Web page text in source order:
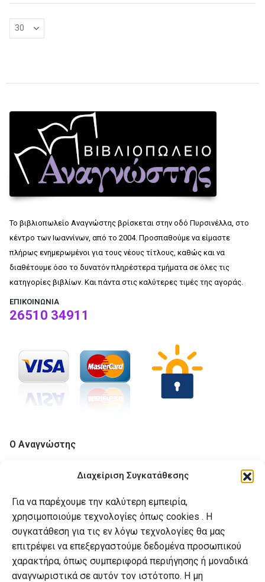
Διαχείριση Συγκατάθεσης
Για να παρέχουμε την καλύτερη εμπειρία,
χρησιμοποιούμε τεχνολογίες όπως cookies . Η
συγκατάθεση για τις εν λόγω τεχνολογίες θα μας
επιτρέψει να επεξεργαστούμε δεδομένα προσωπικού
χαρακτήρα, όπως συμπεριφορά περιήγησης ή μοναδικά
αναγνωριστικά σε αυτόν τον ιστότοπο. Η μη
Το βιβλιοπωλείο Αναγνώστης βρίσκεται στην οδό Πυρσινέλλα, στο
κέντρο των Ιωαννίνων, από το 2004. Προσπαθούμε να είμαστε
πλήρως ενημερωμένοι για τους νέους τίτλους, καθώς και να
διαθέτουμε όσο το δυνατόν πληρέστερα τμήματα σε όλες τις
κατηγορίες βιβλίων. Και πάντα στις καλύτερες τιμές της αγοράς.
ΕΠΙΚΟΙΝΩΝΊΑ
26510 34911
Ο Αναγνώστης
Βοήθεια
Αποστολές